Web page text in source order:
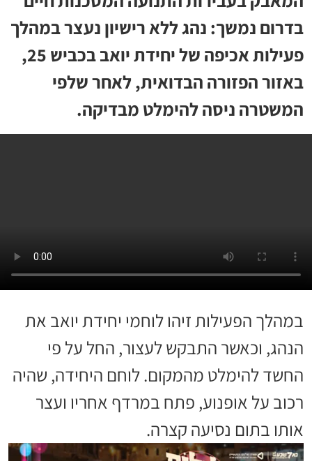
בדרום נמשך: נהג ללא רישיון נעצר במהלך
פעילות אכיפה של יחידת יואב בכביש 25,
באזור הפזורה הבדואית, לאחר שלפי
המשטרה ניסה להימלט מבדיקה.
במהלך הפעילות זיהו לוחמי יחידת יואב את
הנהג, וכאשר התבקש לעצור, החל על פי
החשד להימלט מהמקום. לוחם היחידה, שהיה
רכוב על אופנוע, פתח במרדף אחריו ועצר
אותו בתום נסיעה קצרה.